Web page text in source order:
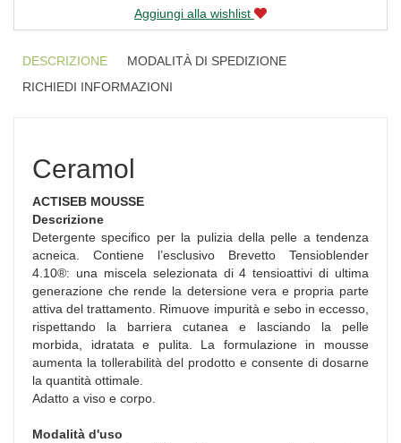
Aggiungi alla wishlist
DESCRIZIONE
MODALITÀ DI SPEDIZIONE
RICHIEDI INFORMAZIONI
Ceramol
ACTISEB MOUSSE
Descrizione
Detergente specifico per la pulizia della pelle a tendenza
acneica. Contiene l’esclusivo Brevetto Tensioblender
4.10®: una miscela selezionata di 4 tensioattivi di ultima
generazione che rende la detersione vera e propria parte
attiva del trattamento. Rimuove impurità e sebo in eccesso,
rispettando la barriera cutanea e lasciando la pelle
morbida, idratata e pulita. La formulazione in mousse
aumenta la tollerabilità del prodotto e consente di dosarne
la quantità ottimale.
Adatto a viso e corpo.
Modalità d'uso